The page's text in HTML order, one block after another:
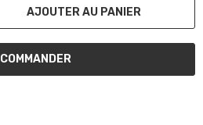
AJOUTER AU PANIER
COMMANDER